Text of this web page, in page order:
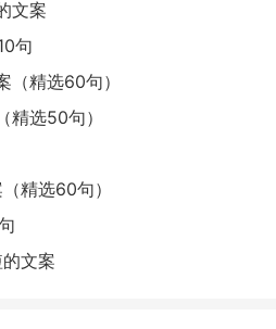
中线与第五肋骨焦点内侧1cm
心跳加速是你，脸红是你，口
治得了心衰，却治不了遇见你
文案
句
精选60句）
选50句）
精选60句）
文案